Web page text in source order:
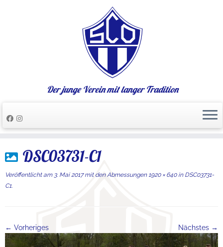
Inhalt
Der junge Verein mit langer Tradition
DSC03731-C1
Veröffentlicht am 3. Mai 2017mit den Abmessungen1920 × 640inDSC03731-
C1.
← Vorheriges Nächstes →